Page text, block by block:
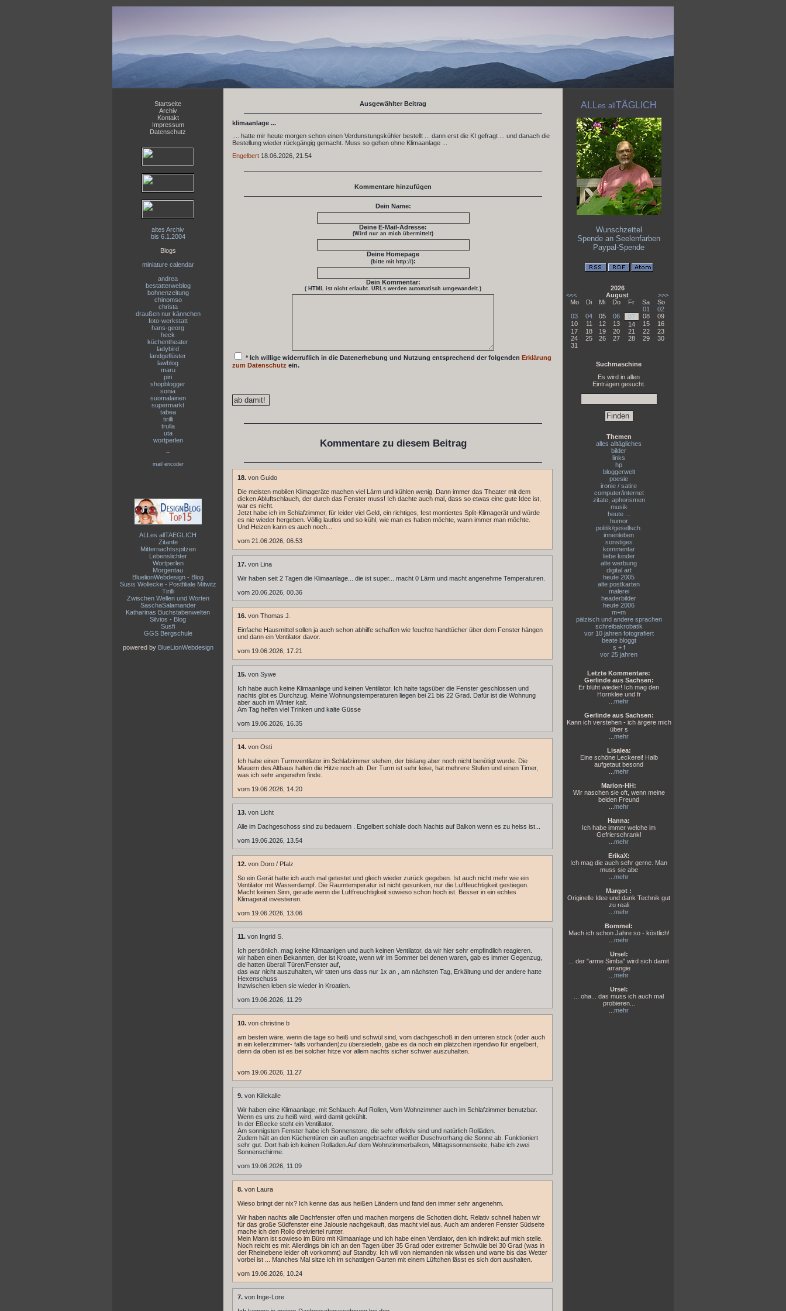
Startseite
Archiv
Kontakt
Impressum
Datenschutz
altes Archiv
bis 6.1.2004
Blogs
miniature calendar
andrea
bestatterweblog
bohnenzeitung
chinomso
christa
draußen nur kännchen
foto-werkstatt
hans-georg
heck
küchentheater
ladybird
landgeflüster
lawblog
maru
piri
shopblogger
sonia
suomalainen
supermarkt
tabea
tirilli
trulla
uta
wortperlen
--
mail encoder
ALLes allTAEGLICH
Zitante
Mitternachtsspitzen
Lebenslichter
Wortperlen
Morgentau
BluelionWebdesign - Blog
Susis Wollecke - Postfiliale Mitwitz
Tirilli
Zwischen Wellen und Worten
SaschaSalamander
Katharinas Buchstabenwelten
Silvios - Blog
Susfi
GGS Bergschule
powered by BlueLionWebdesign
Ausgewählter Beitrag
klimaanlage ...
.... hatte mir heute morgen schon einen Verdunstungskühler bestellt ... dann erst die KI gefragt ... und danach die
Bestellung wieder rückgängig gemacht. Muss so gehen ohne Klimaanlage ...
Engelbert 18.06.2026, 21.54
Kommentare hinzufügen
Dein Name:
Deine E-Mail-Adresse:
(Wird nur an mich übermittelt)
Deine Homepage
(bitte mit http://):
Dein Kommentar:
( HTML ist nicht erlaubt. URLs werden automatisch umgewandelt.)
* Ich willige widerruflich in die Datenerhebung und Nutzung entsprechend der folgenden Erklärung
zum Datenschutz ein.
Kommentare zu diesem Beitrag
18. von Guido
Die meisten mobilen Klimageräte machen viel Lärm und kühlen wenig. Dann immer das Theater mit dem
dicken Abluftschlauch, der durch das Fenster muss! Ich dachte auch mal, dass so etwas eine gute Idee ist,
war es nicht.
Jetzt habe ich im Schlafzimmer, für leider viel Geld, ein richtiges, fest montiertes Split-Klimagerät und würde
es nie wieder hergeben. Völlig lautlos und so kühl, wie man es haben möchte, wann immer man möchte.
Und Heizen kann es auch noch...
vom 21.06.2026, 06.53
17. von Lina
Wir haben seit 2 Tagen die Klimaanlage... die ist super... macht 0 Lärm und macht angenehme Temperaturen.
vom 20.06.2026, 00.36
16. von Thomas J.
Einfache Hausmittel sollen ja auch schon abhilfe schaffen wie feuchte handtücher über dem Fenster hängen
und dann ein Ventilator davor.
vom 19.06.2026, 17.21
15. von Sywe
Ich habe auch keine Klimaanlage und keinen Ventilator. Ich halte tagsüber die Fenster geschlossen und
nachts gibt es Durchzug. Meine Wohnungstemperaturen liegen bei 21 bis 22 Grad. Dafür ist die Wohnung
aber auch im Winter kalt.
Am Tag helfen viel Trinken und kalte Güsse
vom 19.06.2026, 16.35
14. von Osti
Ich habe einen Turmventilator im Schlafzimmer stehen, der bislang aber noch nicht benötigt wurde. Die
Mauern des Altbaus halten die Hitze noch ab. Der Turm ist sehr leise, hat mehrere Stufen und einen Timer,
was ich sehr angenehm finde.
vom 19.06.2026, 14.20
13. von Licht
Alle im Dachgeschoss sind zu bedauern . Engelbert schlafe doch Nachts auf Balkon wenn es zu heiss ist...
vom 19.06.2026, 13.54
12. von Doro / Pfalz
So ein Gerät hatte ich auch mal getestet und gleich wieder zurück gegeben. Ist auch nicht mehr wie ein
Ventilator mit Wasserdampf. Die Raumtemperatur ist nicht gesunken, nur die Luftfeuchtigkeit gestiegen.
Macht keinen Sinn, gerade wenn die Luftfreuchtigkeit sowieso schon hoch ist. Besser in ein echtes
Klimagerät investieren.
vom 19.06.2026, 13.06
11. von Ingrid S.
Ich persönlich. mag keine Klimaanlgen und auch keinen Ventilator, da wir hier sehr empfindlich reagieren.
wir haben einen Bekannten, der ist Kroate, wenn wir im Sommer bei denen waren, gab es immer Gegenzug,
die hatten überall Türen/Fenster auf,
das war nicht auszuhalten, wir taten uns dass nur 1x an , am nächsten Tag, Erkältung und der andere hatte
Hexenschuss
Inzwischen leben sie wieder in Kroatien.
vom 19.06.2026, 11.29
10. von christine b
am besten wäre, wenn die tage so heiß und schwül sind, vom dachgeschoß in den unteren stock (oder auch
in ein kellerzimmer- falls vorhanden)zu übersiedeln, gäbe es da noch ein plätzchen irgendwo für engelbert,
denn da oben ist es bei solcher hitze vor allem nachts sicher schwer auszuhalten.
vom 19.06.2026, 11.27
9. von Killekalle
Wir haben eine Klimaanlage, mit Schlauch. Auf Rollen, Vom Wohnzimmer auch im Schlafzimmer benutzbar.
Wenn es uns zu heiß wird, wird damit gekühlt.
In der Eßecke steht ein Ventillator.
Am sonnigsten Fenster habe ich Sonnenstore, die sehr effektiv sind und natürlich Rolläden.
Zudem hält an den Küchentüren ein außen angebrachter weißer Duschvorhang die Sonne ab. Funktioniert
sehr gut. Dort hab ich keinen Rolladen.Auf dem Wohnzimmerbalkon, Mittagssonnenseite, habe ich zwei
Sonnenschirme.
vom 19.06.2026, 11.09
8. von Laura
Wieso bringt der nix? Ich kenne das aus heißen Ländern und fand den immer sehr angenehm.
Wir haben nachts alle Dachfenster offen und machen morgens die Schotten dicht. Relativ schnell haben wir
für das große Südfenster eine Jalousie nachgekauft, das macht viel aus. Auch am anderen Fenster Südseite
mache ich den Rollo dreiviertel runter.
Mein Mann ist sowieso im Büro mit Klimaanlage und ich habe einen Ventilator, den ich indirekt auf mich stelle.
Noch reicht es mir. Allerdings bin ich an den Tagen über 35 Grad oder extremer Schwüle bei 30 Grad (was in
der Rheinebene leider oft vorkommt) auf Standby. Ich will von niemanden nix wissen und warte bis das Wetter
vorbei ist ... Manches Mal sitze ich im schattigen Garten mit einem Lüftchen lässt es sich dort aushalten.
vom 19.06.2026, 10.24
7. von Inge-Lore
ALLes all TÄGLICH
Wunschzettel
Spende an Seelenfarben
Paypal-Spende
2026
<<<
August
>>>
Mo
Di Mi Do Fr Sa
So
01
02
03
04 05 06 07 08
09
10
11 12 13 14 15
16
17
18 19 20 21 22
23
24
25 26 27 28 29
30
31
Suchmaschine
Es wird in allen
Einträgen gesucht.
Themen
alles alltägliches
bilder
links
hp
bloggerwelt
poesie
ironie / satire
computer/internet
zitate, aphorismen
musik
heute ...
humor
politik/gesellsch.
innenleben
sonstiges
kommentar
liebe kinder
alte werbung
digital art
heute 2005
alte postkarten
malerei
headerbilder
heute 2006
m+m
pälzisch und andere sprachen
schreibakrobatik
vor 10 jahren fotografiert
beate bloggt
s + f
vor 25 jahren
Letzte Kommentare:
Gerlinde aus Sachsen:
Er blüht wieder! Ich mag den
Hornklee und fr
mehr
Gerlinde aus Sachsen:
Kann ich verstehen - ich ärgere mich
über s
mehr
Lisalea:
Eine schöne Leckerei! Halb
aufgetaut besond
mehr
Marion-HH:
Wir naschen sie oft, wenn meine
beiden Freund
mehr
Hanna:
Ich habe immer welche im
Gefrierschrank!
mehr
ErikaX:
Ich mag die auch sehr gerne. Man
muss sie abe
mehr
Margot :
Originelle Idee und dank Technik gut
zu reali
mehr
Bommel:
Mach ich schon Jahre so - köstlich!
mehr
Ursel:
... der "arme Simba" wird sich damit
arrangie
mehr
Ursel:
... oha... das muss ich auch mal
probieren...
mehr